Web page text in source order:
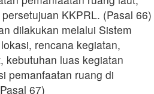
KKPRL. (Pasal 66)
dilakukan melalui Sistem
rencana kegiatan,
kebutuhan luas kegiatan
pemanfaatan ruang di
67)